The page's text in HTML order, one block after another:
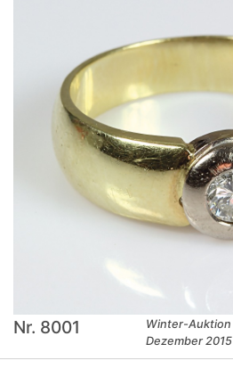
Nr. 8001
Winter-Auktion
Dezember 2015